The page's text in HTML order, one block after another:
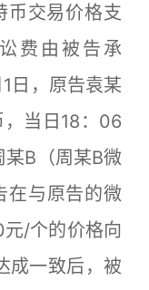
币交易价格支
费由被告承
日，原告袁某
当日18：06
某B（周某B微
在与原告的微
/个的价格向
成一致后，被